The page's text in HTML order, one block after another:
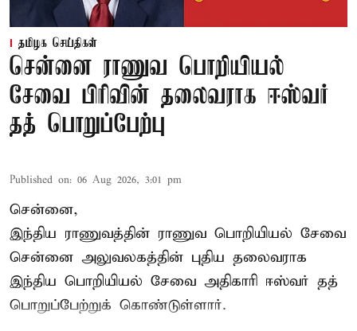
தமிழக செய்திகள்
சென்னை ராணுவ பொறியியல்
சேவை பிரிவின் தலைவராக ஈஸ்வர்
தத் பொறுப்பேற்பு
Published on: 06 Aug 2026, 3:01 pm
சென்னை,
இந்திய ராணுவத்தின் ராணுவ பொறியியல் சேவை
சென்னை அலுவலகத்தின் புதிய தலைவராக
இந்திய பொறியியல் சேவை அதிகாரி ஈஸ்வர் தத்
பொறுப்பேற்றுக் கொண்டுள்ளார்.